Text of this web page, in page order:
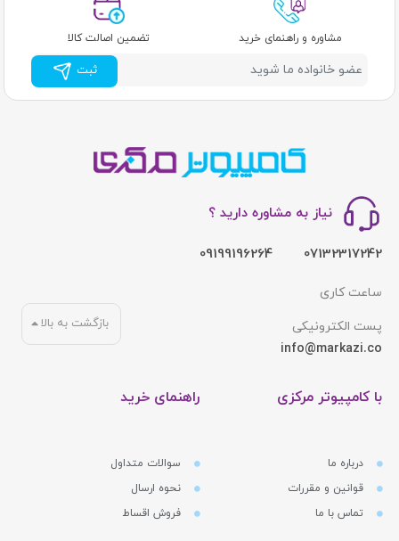
مشاوره و راهنمای خرید تضمین اصالت کالا
ثبت
نیاز به مشاوره دارید ؟
07132317242
09199196264
ساعت کاری
پست الکترونیکی
info@markazi.co
با کامپیوتر مرکزی
درباره ما
قوانین و مقررات
تماس با ما
راهنمای خرید
سوالات متداول
نحوه ارسال
فروش اقساط
بازگشت به بالا